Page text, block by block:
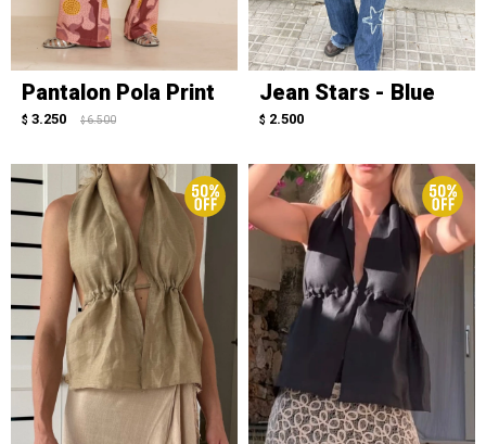
Pantalon Pola Print
$ 3.250 $ 6.500
Jean Stars - Blue
$ 2.500